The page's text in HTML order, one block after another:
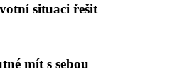
situaci řešit
mít s sebou